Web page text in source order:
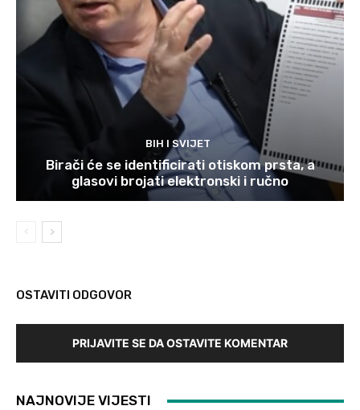
BIH I SVIJET
Birači će se identificirati otiskom prsta, a
glasovi brojati elektronski i ručno
OSTAVITI ODGOVOR
PRIJAVITE SE DA OSTAVITE KOMENTAR
NAJNOVIJE VIJESTI